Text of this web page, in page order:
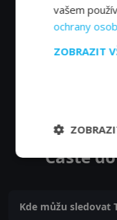
Časté
Kde můžu sledovat
vašem
ochrany
ZOBRAZIT